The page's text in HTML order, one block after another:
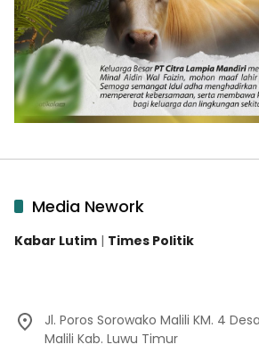
Media Nework
Kabar Lutim | Times Politik
Jl. Poros Sorowako Malili KM. 4
Malili Kab. Luwu Timur